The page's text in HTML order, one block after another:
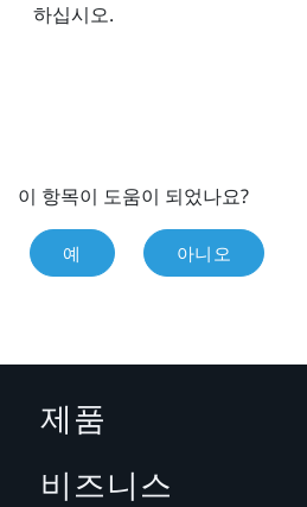
하십시오.
이 항목이 도움이 되었나요?
예 아니오
제품
비즈니스